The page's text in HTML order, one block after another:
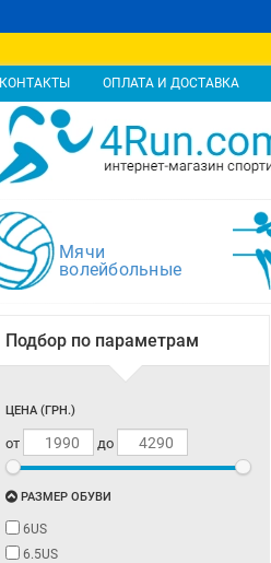
КОНТАКТЫ ОПЛАТА И ДОСТАВКА
Мячи
волейбольные
Подбор по параметрам
ЦЕНА (ГРН.)
от до
РАЗМЕР ОБУВИ
6US
6.5US